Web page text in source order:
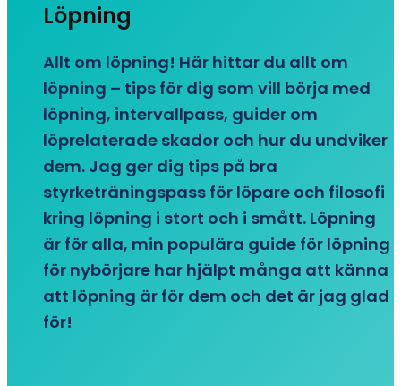
Löpning
Allt om löpning! Här hittar du allt om
löpning – tips för dig som vill börja med
löpning, intervallpass, guider om
löprelaterade skador och hur du undviker
dem. Jag ger dig tips på bra
styrketräningspass för löpare och filosofi
kring löpning i stort och i smått. Löpning
är för alla, min populära guide för löpning
för nybörjare har hjälpt många att känna
att löpning är för dem och det är jag glad
för!